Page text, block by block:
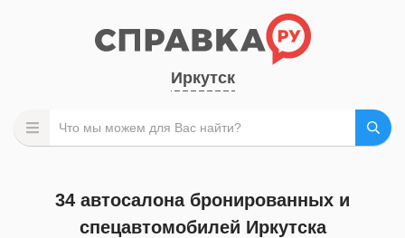
Иркутск
34 автосалона бронированных и
спецавтомобилей Иркутска